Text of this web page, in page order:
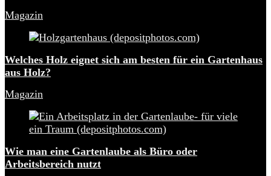
Magazin
Welches Holz eignet sich am besten für ein Gartenhaus
aus Holz?
Magazin
Wie man eine Gartenlaube als Büro oder
Arbeitsbereich nutzt